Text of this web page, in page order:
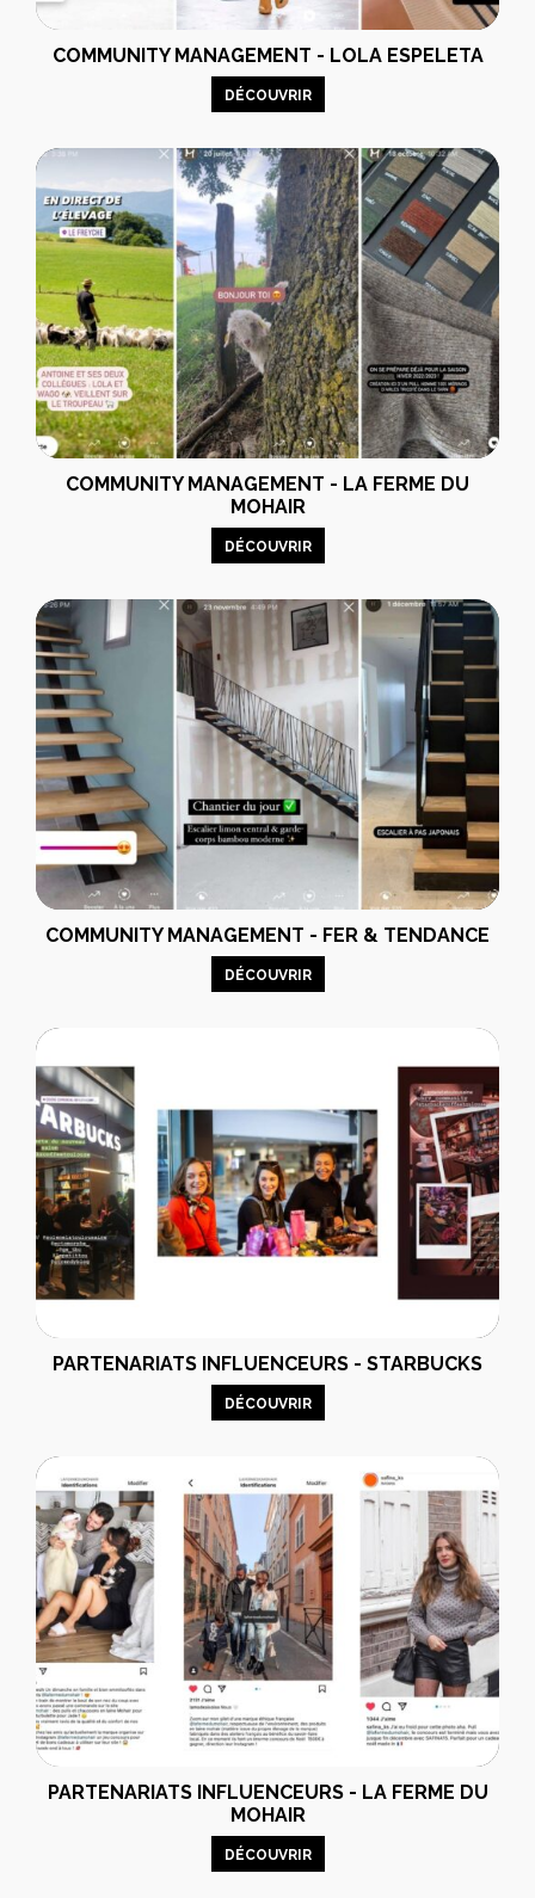
COMMUNITY MANAGEMENT - LOLA ESPELETA
DÉCOUVRIR
COMMUNITY MANAGEMENT - LA FERME DU
MOHAIR
DÉCOUVRIR
COMMUNITY MANAGEMENT - FER & TENDANCE
DÉCOUVRIR
PARTENARIATS INFLUENCEURS - STARBUCKS
DÉCOUVRIR
PARTENARIATS INFLUENCEURS - LA FERME DU
MOHAIR
DÉCOUVRIR